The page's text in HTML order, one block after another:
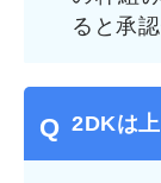
ると承
2DKは